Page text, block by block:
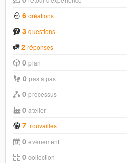
6 créations
3 questions
2 réponses
0 plan
0 pas à pas
0 processus
0 atelier
7 trouvailles
0 evènement
0 collection